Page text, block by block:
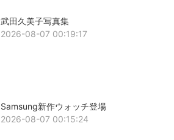
武田久美子写真集
2026-08-07 00:19:17
Samsung新作ウォッチ登場
2026-08-07 00:15:24